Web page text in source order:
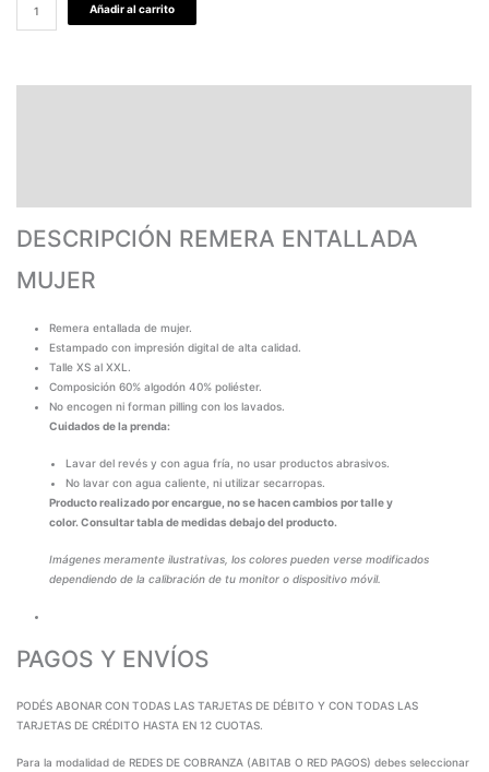
Añadir al carrito
DESCRIPCIÓN REMERA ENTALLADA
MUJER
Remera entallada de mujer.
Estampado con impresión digital de alta calidad.
Talle XS al XXL.
Composición 60% algodón 40% poliéster.
No encogen ni forman pilling con los lavados.
Cuidados de la prenda:
Lavar del revés y con agua fría, no usar productos abrasivos.
No lavar con agua caliente, ni utilizar secarropas.
Producto realizado por encargue, no se hacen cambios por talle y
color. Consultar tabla de medidas debajo del producto.
Imágenes meramente ilustrativas, los colores pueden verse modificados
dependiendo de la calibración de tu monitor o dispositivo móvil.
PAGOS Y ENVÍOS
PODÉS ABONAR CON TODAS LAS TARJETAS DE DÉBITO Y CON TODAS LAS
TARJETAS DE CRÉDITO HASTA EN 12 CUOTAS.
Para la modalidad de REDES DE COBRANZA (ABITAB O RED PAGOS) debes seleccionar